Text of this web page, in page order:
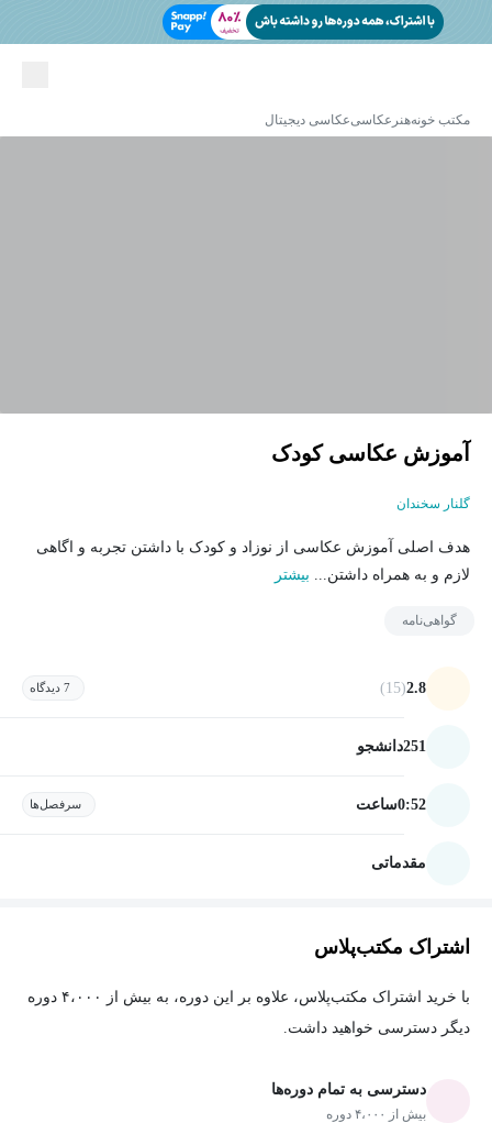
مکتب خونههنر عکاسیعکاسی دیجیتال
آموزش عکاسی کودک
گلنار سخندان
هدف اصلی آموزش عکاسی از نوزاد و کودک با داشتن تجربه و اگاهی
لازم و به همراه داشتن... بیشتر
گواهی‌نامه
2.8
(15) 7 دیدگاه
251دانشجو
0:52ساعت سرفصل‌ها
مقدماتی
اشتراک مکتب‌پلاس
با خرید اشتراک مکتب‌پلاس، علاوه بر این دوره، به بیش از ۴،۰۰۰ دوره
دیگر دسترسی خواهید داشت.
دسترسی به تمام دوره‌ها
بیش از ۴،۰۰۰ دوره